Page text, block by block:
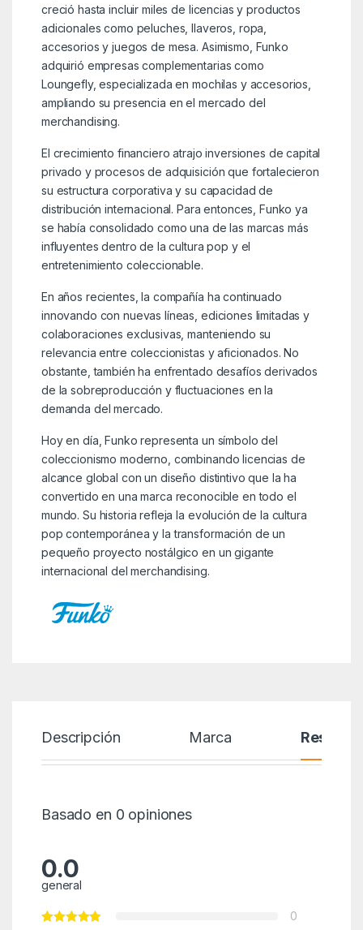
creció hasta incluir miles de licencias y productos
adicionales como peluches, llaveros, ropa,
accesorios y juegos de mesa. Asimismo, Funko
adquirió empresas complementarias como
Loungefly, especializada en mochilas y accesorios,
ampliando su presencia en el mercado del
merchandising.
El crecimiento financiero atrajo inversiones de capital
privado y procesos de adquisición que fortalecieron
su estructura corporativa y su capacidad de
distribución internacional. Para entonces, Funko ya
se había consolidado como una de las marcas más
influyentes dentro de la cultura pop y el
entretenimiento coleccionable.
En años recientes, la compañía ha continuado
innovando con nuevas líneas, ediciones limitadas y
colaboraciones exclusivas, manteniendo su
relevancia entre coleccionistas y aficionados. No
obstante, también ha enfrentado desafíos derivados
de la sobreproducción y fluctuaciones en la
demanda del mercado.
Hoy en día, Funko representa un símbolo del
coleccionismo moderno, combinando licencias de
alcance global con un diseño distintivo que la ha
convertido en una marca reconocible en todo el
mundo. Su historia refleja la evolución de la cultura
pop contemporánea y la transformación de un
pequeño proyecto nostálgico en un gigante
internacional del merchandising.
Descripción Marca Reseñas
Basado en 0 opiniones
0.0
general
0